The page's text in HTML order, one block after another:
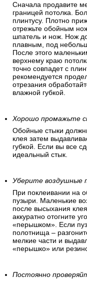
Сначала продавите
границей потолка.
плинтусу. Плотно
отрежьте обойным
шпатель и нож. Нож
плавным, под
После этого
верхнему краю
точно совпадет с
рекомендуется
отрезания
влажной губкой.
Хорошо промажьте
Обойные стыки
клея затем
губкой. Если вы все
идеальный стык.
Уберите воздушные
При поклеивании на
пузыри. Маленькие
после высыхания
аккуратно отогните
«перышком». Если
полотнища –
мелкие части и
«перышко» или
Постоянно